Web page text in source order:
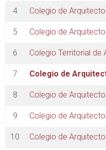
4 Colegio de
5 Colegio de
6 Colegio Territorial de
7 Colegio de
8 Colegio de
9 Colegio de
10 Colegio de